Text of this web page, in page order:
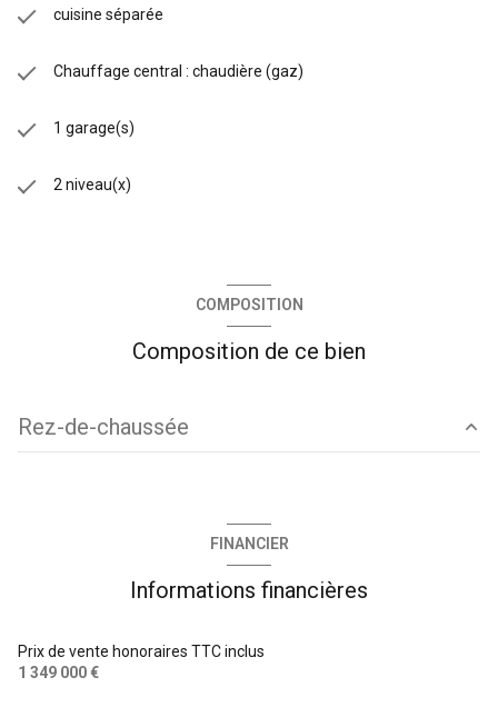
cuisine séparée
Chauffage central : chaudière (gaz)
1 garage(s)
2 niveau(x)
COMPOSITION
Composition de ce bien
Rez-de-chaussée
entrée
garage
FINANCIER
Informations financières
Prix de vente honoraires TTC inclus
1 349 000 €